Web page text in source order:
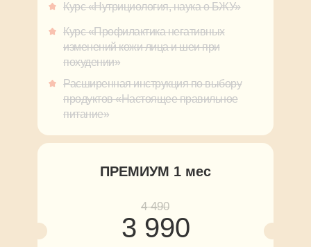
Расширенная инструкция по выбору
продуктов «Настоящее правильное
питание»
Курс «Профилактика негативных
изменений кожи лица и шеи при
похудении»
Курс «Нутрициология, наука о БЖУ»
ПРЕМИУМ 1 мес
4 490
3 990